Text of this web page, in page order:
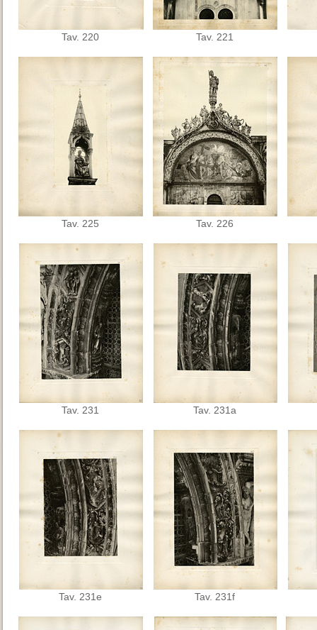
Tav. 220 Tav. 221
Tav. 225 Tav. 226
Tav. 231 Tav. 231a
Tav. 231e Tav. 231f